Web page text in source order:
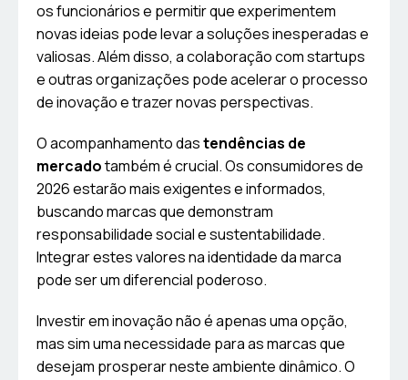
os funcionários e permitir que experimentem
novas ideias pode levar a soluções inesperadas e
valiosas. Além disso, a colaboração com startups
e outras organizações pode acelerar o processo
de inovação e trazer novas perspectivas.
O acompanhamento dastendências de
mercadotambém é crucial. Os consumidores de
2026 estarão mais exigentes e informados,
buscando marcas que demonstram
responsabilidade social e sustentabilidade.
Integrar estes valores na identidade da marca
pode ser um diferencial poderoso.
Investir em inovação não é apenas uma opção,
mas sim uma necessidade para as marcas que
desejam prosperar neste ambiente dinâmico. O